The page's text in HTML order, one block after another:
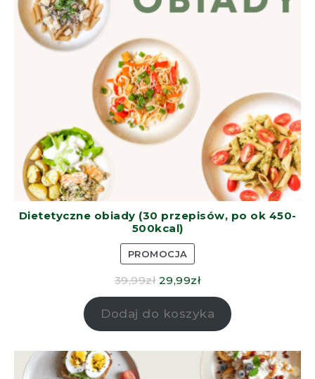
Dietetyczne obiady (30 przepisów, po ok 450-
500kcal)
PROMOCJA
39,99zł 29,99zł
Dodaj do koszyka